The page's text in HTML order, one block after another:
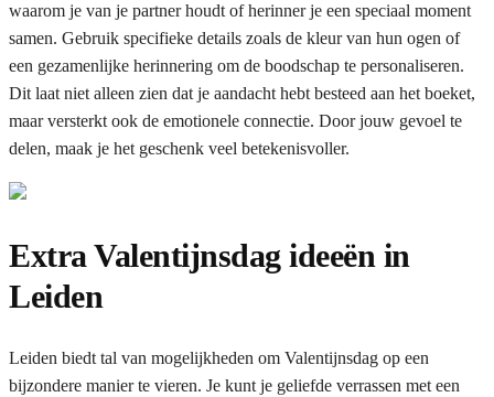
waarom je van je partner houdt of herinner je een speciaal moment
samen. Gebruik specifieke details zoals de kleur van hun ogen of
een gezamenlijke herinnering om de boodschap te personaliseren.
Dit laat niet alleen zien dat je aandacht hebt besteed aan het boeket,
maar versterkt ook de emotionele connectie. Door jouw gevoel te
delen, maak je het geschenk veel betekenisvoller.
Extra Valentijnsdag ideeën in
Leiden
Leiden biedt tal van mogelijkheden om Valentijnsdag op een
bijzondere manier te vieren. Je kunt je geliefde verrassen met een